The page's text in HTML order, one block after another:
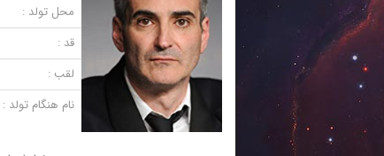
محل تولد :
قد :
لقب :
نام هنگام تولد :